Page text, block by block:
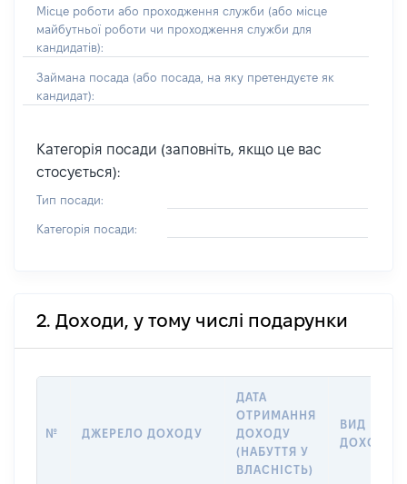
Місце роботи або проходження служби (або місце
майбутньої роботи чи проходження служби для
кандидатів):
Займана посада (або посада, на яку претендуєте як
кандидат):
Категорія посади (заповніть, якщо це вас
стосується):
Тип посади:
Категорія посади:
2. Доходи, у тому числі подарунки
№ ДЖЕРЕЛО ДОХОДУ
ДАТА
ОТРИМАННЯ
ДОХОДУ
(НАБУТТЯ У
ВЛАСНІСТЬ)
ВИД
ДОХОДУ